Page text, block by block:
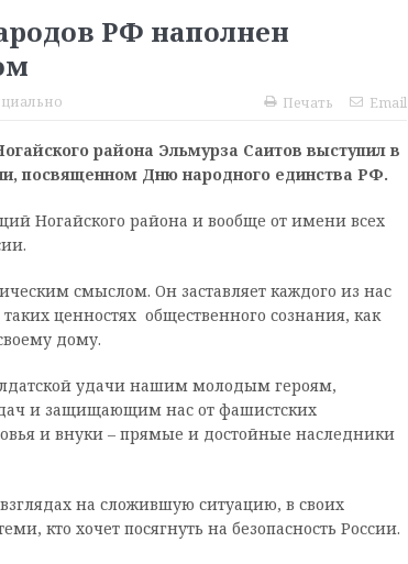
РФ наполнен
Печать Email
района Эльмурза Саитов выступил в
посвященном Дню народного единства РФ.
Ногайского района и вообще от имени всех
смыслом. Он заставляет каждого из нас
ценностях общественного сознания, как
дому.
удачи нашим молодым героям,
и защищающим нас от фашистских
и внуки – прямые и достойные наследники
на сложившую ситуацию, в своих
кто хочет посягнуть на безопасность России.